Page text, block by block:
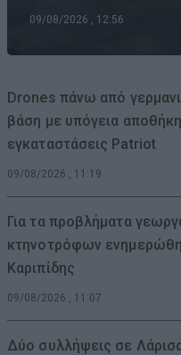
09/08/2026 , 12:56
Drones πάνω από
βάση με υπόγεια
εγκαταστάσεις Patriot
09/08/2026 , 11:19
Για τα προβλήματα
κτηνοτρόφων
Καριπίδης
09/08/2026 , 11:07
Δύο συλλήψεις σε